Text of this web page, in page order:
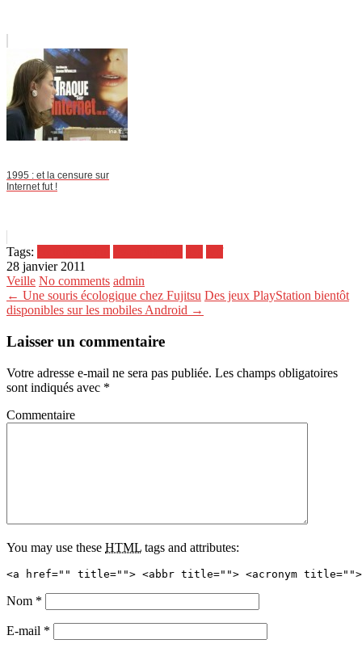
1995 : et la censure sur
Internet fut !
Tags:
28 janvier 2011
Veille No comments admin
← Une souris écologique chez Fujitsu Des jeux PlayStation bientôt
disponibles sur les mobiles Android →
Laisser un commentaire
Votre adresse e-mail ne sera pas publiée. Les champs obligatoires
sont indiqués avec *
Commentaire
You may use these HTML tags and attributes:
<a href="" title=""> <abbr title=""> <acronym title="">
Nom *
E-mail *